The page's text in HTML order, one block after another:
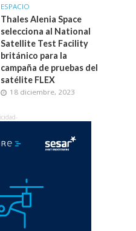
ESPACIO
Thales Alenia Space
selecciona al National
Satellite Test Facility
británico para la
campaña de pruebas del
satélite FLEX
18 diciembre, 2023